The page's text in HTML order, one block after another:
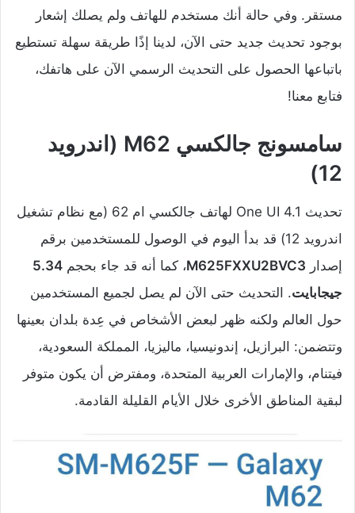
مستقر. وفي حالة أنك مستخدم للهاتف ولم يصلك إشعار
بوجود تحديث جديد حتى الآن، لدينا إذًا طريقة سهلة تستطيع
باتباعها الحصول على التحديث الرسمي الآن على هاتفك،
فتابع معنا!
سامسونج جالكسي M62 (اندرويد
12)
تحديث One UI 4.1 لهاتف جالكسي ام 62 (مع نظام تشغيل
اندرويد 12) قد بدأ اليوم في الوصول للمستخدمين برقم
إصدار M625FXXU2BVC3، كما أنه قد جاء بحجم 5.34
جيجابايت. التحديث حتى الآن لم يصل لجميع المستخدمين
حول العالم ولكنه ظهر لبعض الأشخاص في عِدة بلدان بعينها
وتتضمن: البرازيل، إندونيسيا، ماليزيا، المملكة السعودية،
فيتنام، والإمارات العربية المتحدة، ومفترض أن يكون متوفر
لبقية المناطق الأخرى خلال الأيام القليلة القادمة.